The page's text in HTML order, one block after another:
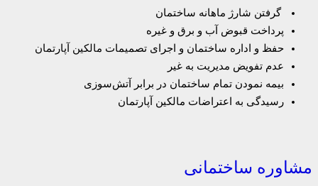
گرفتن شارژ ماهانه ساختمان
پرداخت قبوض آب و برق و غیره
حفظ و اداره ساختمان و اجرای تصمیمات مالکین آپارتمان
عدم تفویض مدیریت به غیر
بیمه نمودن تمام ساختمان در برابر آتش‌سوزی
رسیدگی به اعتراضات مالکین آپارتمان
مشاوره ساختمانی